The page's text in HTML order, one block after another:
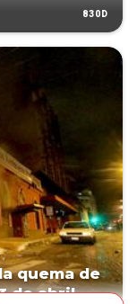
830D
quema de
de abril